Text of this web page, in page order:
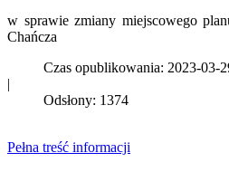
w sprawie zmiany miejscowego
Chańcza
Czas opublikowania: 2023-03-
|
Odsłony: 1374
Pełna treść informacji